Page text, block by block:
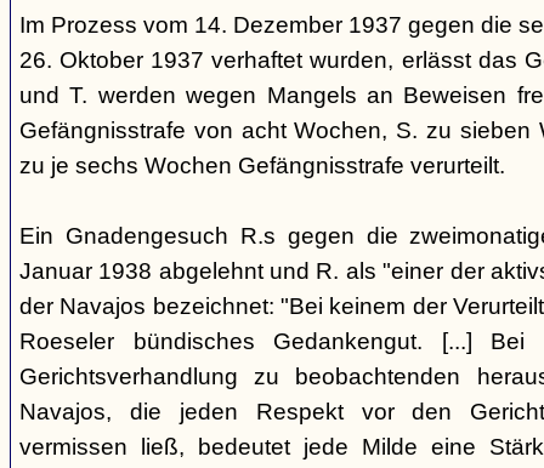
Im Prozess vom 14. Dezember 1937 gegen die
26. Oktober 1937 verhaftet wurden, erlässt das
und T. werden wegen Mangels an Beweisen
Gefängnisstrafe von acht Wochen, S. zu sieben
zu je sechs Wochen Gefängnisstrafe verurteilt.
Ein Gnadengesuch R.s gegen die
Januar 1938 abgelehnt und R. als "einer der
der Navajos bezeichnet: "Bei keinem der
Roeseler bündisches Gedankengut. [...]
Gerichtsverhandlung zu beobachtenden
Navajos, die jeden Respekt vor den
vermissen ließ, bedeutet jede Milde eine